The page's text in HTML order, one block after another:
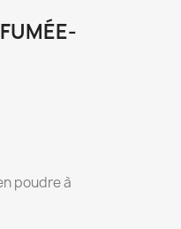
poudre à